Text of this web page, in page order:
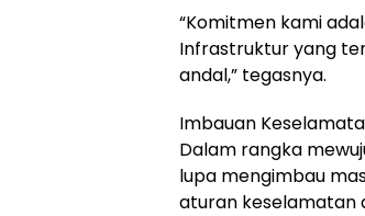
“Komitmen kami
Infrastruktur yang
andal,” tegasnya.
Imbauan
Dalam rangka
lupa mengimbau
aturan keselamatan